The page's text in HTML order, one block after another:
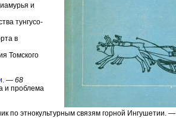
и
тунгусо-
в
Томского
— 68
и проблема
по этнокультурным связям горной Ингушетии. —